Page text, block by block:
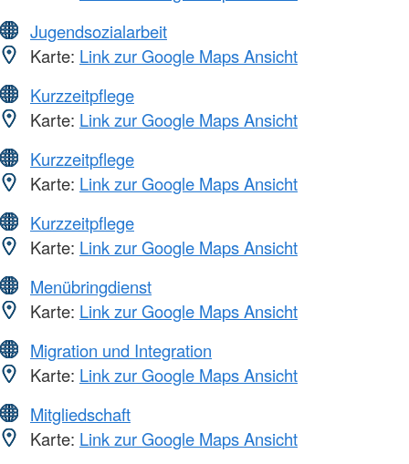
Jugendsozialarbeit
Karte: Link zur Google Maps Ansicht
Kurzzeitpflege
Karte: Link zur Google Maps Ansicht
Kurzzeitpflege
Karte: Link zur Google Maps Ansicht
Kurzzeitpflege
Karte: Link zur Google Maps Ansicht
Menübringdienst
Karte: Link zur Google Maps Ansicht
Migration und Integration
Karte: Link zur Google Maps Ansicht
Mitgliedschaft
Karte: Link zur Google Maps Ansicht